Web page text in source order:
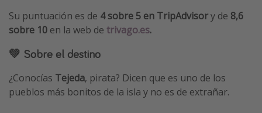
Su puntuación es de 4 sobre 5 en TripAdvisory de 8,6
sobre 10 en la web de trivago.es.
💚 Sobre el destino
¿Conocías Tejeda, pirata? Dicen que es uno de los
pueblos más bonitos de la isla y no es de extrañar.